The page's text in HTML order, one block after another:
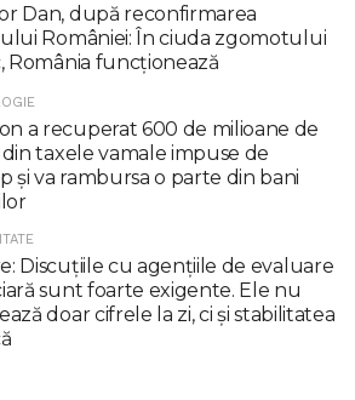
Dan, după reconfirmarea
României: În ciuda zgomotului
România funcţionează
a recuperat 600 de milioane de
taxele vamale impuse de
şi va rambursa o parte din bani
Discuțiile cu agențiile de evaluare
sunt foarte exigente. Ele nu
doar cifrele la zi, ci și stabilitatea